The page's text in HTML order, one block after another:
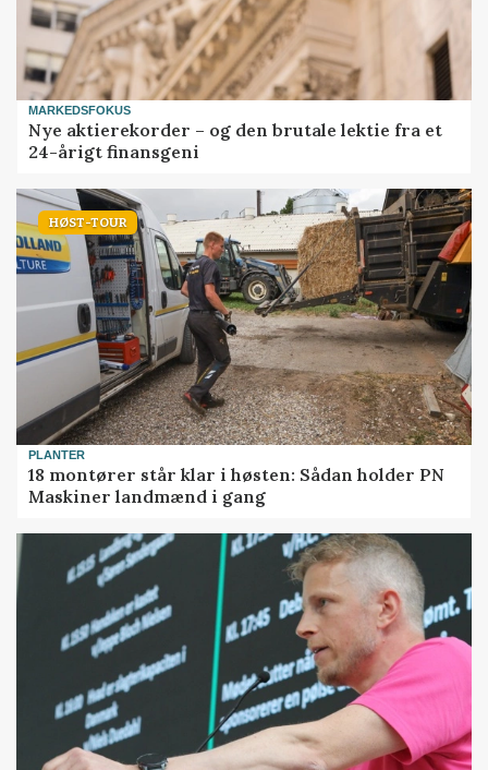
MARKEDSFOKUS
Nye aktierekorder – og den brutale lektie fra et
24-årigt finansgeni
HØST-TOUR
PLANTER
18 montører står klar i høsten: Sådan holder PN
Maskiner landmænd i gang